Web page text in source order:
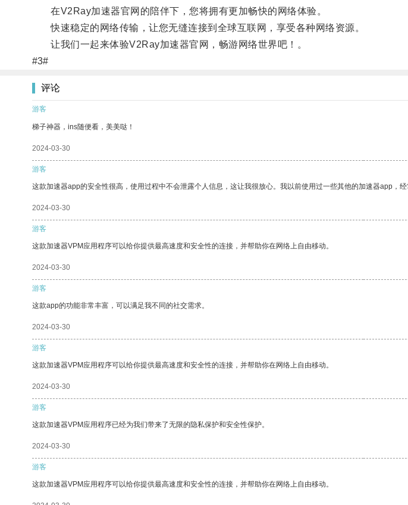
在V2Ray加速器官网的陪伴下，您将拥有更加畅快的网络体验。
快速稳定的网络传输，让您无缝连接到全球互联网，享受各种网络资源。
让我们一起来体验V2Ray加速器官网，畅游网络世界吧！。
#3#
评论
游客
梯子神器，ins随便看，美美哒！
2024-03-30
游客
这款加速器app的安全性很高，使用过程中不会泄露个人信息，这让我很放心。我以前使用过一些其他的加速器app，
2024-03-30
游客
这款加速器VPM应用程序可以给你提供最高速度和安全性的连接，并帮助你在网络上自由移动。
2024-03-30
游客
这款app的功能非常丰富，可以满足我不同的社交需求。
2024-03-30
游客
这款加速器VPM应用程序可以给你提供最高速度和安全性的连接，并帮助你在网络上自由移动。
2024-03-30
游客
这款加速器VPM应用程序已经为我们带来了无限的隐私保护和安全性保护。
2024-03-30
游客
这款加速器VPM应用程序可以给你提供最高速度和安全性的连接，并帮助你在网络上自由移动。